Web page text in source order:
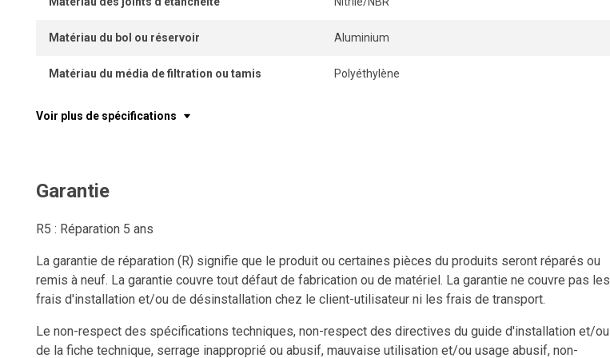
Matériau du bol ou réservoir Aluminium
Matériau du média de filtration ou tamis Polyéthylène
Voir plus de spécifications
Garantie
R5 : Réparation 5 ans
La garantie de réparation (R) signifie que le produit ou certaines pièces du produits seront réparés ou
remis à neuf. La garantie couvre tout défaut de fabrication ou de matériel. La garantie ne couvre pas les
frais d'installation et/ou de désinstallation chez le client-utilisateur ni les frais de transport.
Le non-respect des spécifications techniques, non-respect des directives du guide d'installation et/ou
de la fiche technique, serrage inapproprié ou abusif, mauvaise utilisation et/ou usage abusif, non-